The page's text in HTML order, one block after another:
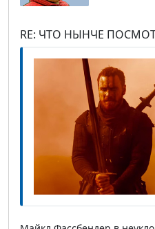
RE: ЧТО НЫНЧЕ